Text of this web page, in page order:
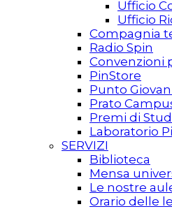
Ufficio
Ufficio
Compagnia
Radio Spin
Convenzioni
PinStore
Punto
Prato
Premi di
Laboratorio
SERVIZI
Biblioteca
Mensa
Le nostre
Orario delle